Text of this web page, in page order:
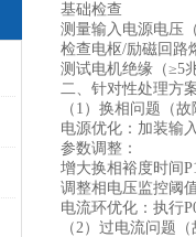
‌基础检查‌
测量输入电源电压
检查电枢/励磁回路
测试电机绝缘（≥5
二、针对性处理方
（1）换相问题（
电源优化‌：加装输
‌参数调整‌：
增大换相裕度时间
调整相电压监控阈
电流环优化‌：执行
（2）过电流问题